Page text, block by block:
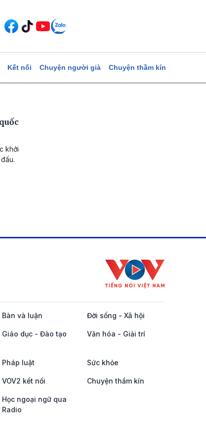
Kết nối Chuyện người già Chuyện thầm kín
khởi
Bàn và luận Đời sống - Xã hội
Giáo dục - Đào tạo Văn hóa - Giải trí
Pháp luật Sức khỏe
VOV2 kết nối Chuyện thầm kín
Học ngoại ngữ qua
Radio